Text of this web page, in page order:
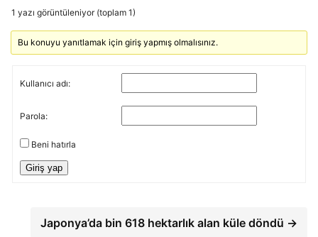
1 yazı görüntüleniyor (toplam 1)
Bu konuyu yanıtlamak için giriş yapmış olmalısınız.
Kullanıcı adı:
Parola:
Beni hatırla
Giriş yap
Japonya’da bin 618 hektarlık alan küle döndü →